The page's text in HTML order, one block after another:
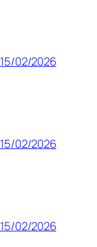
15/02/2026
15/02/2026
15/02/2026